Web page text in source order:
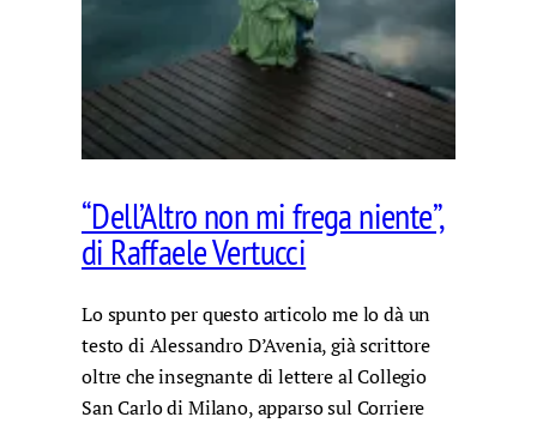
“Dell’Altro non mi frega niente”,
di Raffaele Vertucci
Lo spunto per questo articolo me lo dà un
testo di Alessandro D’Avenia, già scrittore
oltre che insegnante di lettere al Collegio
San Carlo di Milano, apparso sul Corriere